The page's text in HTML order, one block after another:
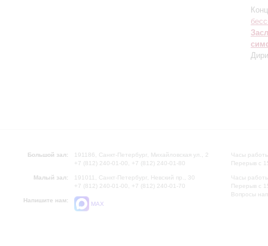
Большой зал:
191186, Санкт-Петербург, Михайловская ул., 2
+7 (812) 240-01-00, +7 (812) 240-01-80
Малый зал:
191011, Санкт-Петербург, Невский пр., 30
+7 (812) 240-01-00, +7 (812) 240-01-70
Напишите нам:
MAX
Часы
Перерыв с
Часы
Перерыв с
Вопросы